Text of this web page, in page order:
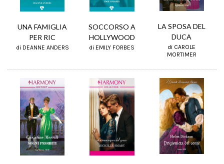
UNA FAMIGLIA
PER RIC
di DEANNE ANDERS
SOCCORSO A
HOLLYWOOD
di EMILY FORBES
LA SPOSA DEL
DUCA
di CAROLE
MORTIMER